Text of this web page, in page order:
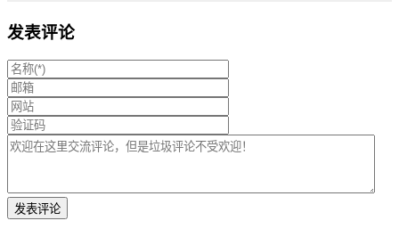
发表评论